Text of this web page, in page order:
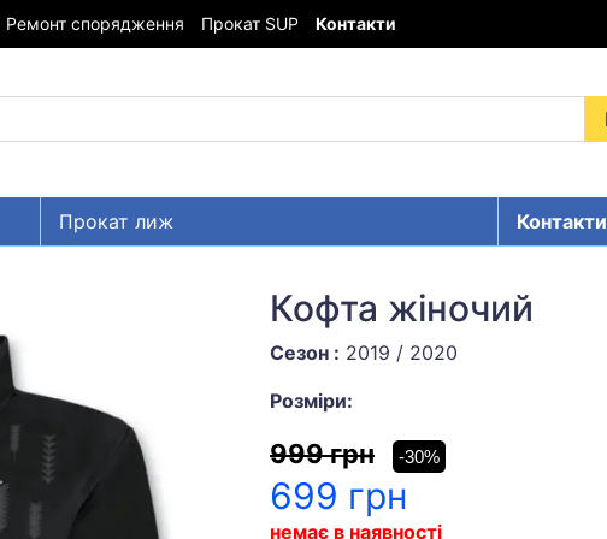
Ремонт спорядження Прокат SUP Контакти
Прокат лиж
Контакти
Кофта жіночий
Сезон : 2019 / 2020
Розміри:
999 грн -30%
699 грн
немає в наявності